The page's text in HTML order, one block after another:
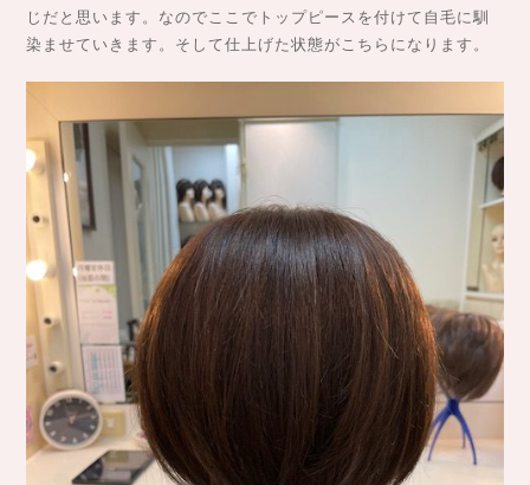
じだと思います。なのでここでトップピースを付けて自毛に馴
染ませていきます。そして仕上げた状態がこちらになります。